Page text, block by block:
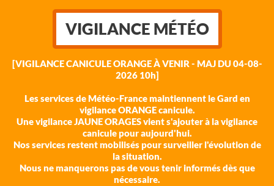
VIGILANCE MÉTÉO
[VIGILANCE CANICULE ORANGE À VENIR - MAJ DU 04-08-
2026 10h]
Les services de Météo-France maintiennent le Gard en
vigilance ORANGE canicule.
Une vigilance JAUNE ORAGES vient s'ajouter à la vigilance
canicule pour aujourd'hui.
Nos services restent mobilisés pour surveiller l'évolution de
la situation.
Nous ne manquerons pas de vous tenir informés dès que
nécessaire.